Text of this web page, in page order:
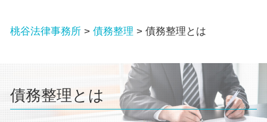
桃谷法律事務所 > 債務整理 > 債務整理とは
債務整理とは